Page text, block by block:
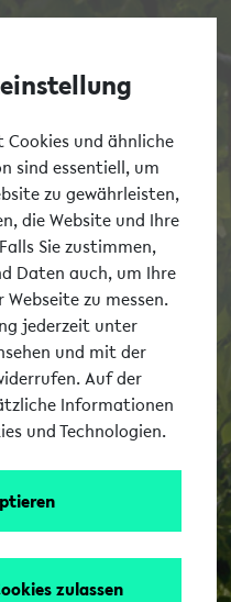
Cookies und ähnliche
sind essentiell, um
zu gewährleisten,
die Website und Ihre
Sie zustimmen,
Daten auch, um Ihre
zu messen.
jederzeit unter
und mit der
Auf der
Informationen
und Technologien.
zulassen